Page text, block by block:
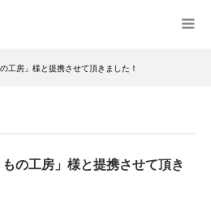
工房」様と提携させて頂きました！
もの工房」様と提携させて頂き